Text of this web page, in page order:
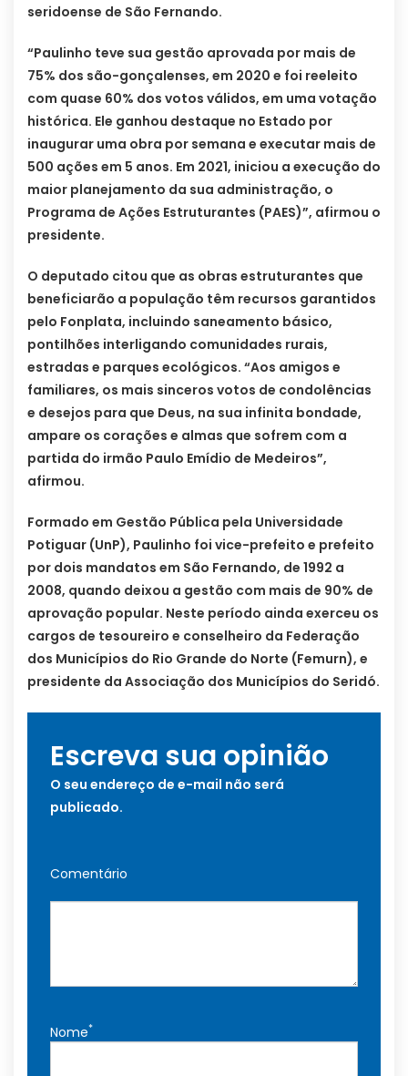
seridoense de São Fernando.
“Paulinho teve sua gestão aprovada por mais de
75% dos são-gonçalenses, em 2020 e foi reeleito
com quase 60% dos votos válidos, em uma votação
histórica. Ele ganhou destaque no Estado por
inaugurar uma obra por semana e executar mais de
500 ações em 5 anos. Em 2021, iniciou a execução do
maior planejamento da sua administração, o
Programa de Ações Estruturantes (PAES)”, afirmou o
presidente.
O deputado citou que as obras estruturantes que
beneficiarão a população têm recursos garantidos
pelo Fonplata, incluindo saneamento básico,
pontilhões interligando comunidades rurais,
estradas e parques ecológicos. “Aos amigos e
familiares, os mais sinceros votos de condolências
e desejos para que Deus, na sua infinita bondade,
ampare os corações e almas que sofrem com a
partida do irmão Paulo Emídio de Medeiros”,
afirmou.
Formado em Gestão Pública pela Universidade
Potiguar (UnP), Paulinho foi vice-prefeito e prefeito
por dois mandatos em São Fernando, de 1992 a
2008, quando deixou a gestão com mais de 90% de
aprovação popular. Neste período ainda exerceu os
cargos de tesoureiro e conselheiro da Federação
dos Municípios do Rio Grande do Norte (Femurn), e
presidente da Associação dos Municípios do Seridó.
Escreva sua opinião
O seu endereço de e-mail não será
publicado.
Comentário
Nome*